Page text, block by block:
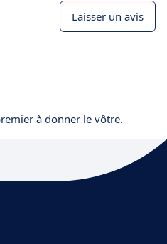
Laisser un avis
à donner le vôtre.